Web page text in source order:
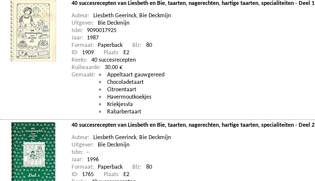
40 succesrecepten van Liesbeth en Bie, taarten, nagerechten, hartige taarten, specialiteiten - Deel 1
Auteur: Liesbeth Geerinck, Bie Deckmijn
Uitgever:
Bie Deckmijn
Isbn:
9090017925
Jaar:
1987
Formaat:
Paperback Blz:
80
ID:
1909 Plaats
E2
Reeks:
40 succesrecepten
Ruilwaarde:
30,00 €
Gemaakt:
Appeltaart gauwgereed
Chocoladetaart
Citroentaart
Havermoutkoekjes
Kriekjesvla
Rabarbertaart
40 succesrecepten van Liesbeth en Bie, taarten, nagerechten, hartige taarten, specialiteiten - Deel 2
Auteur: Liesbeth Geerinck, Bie Deckmijn
Uitgever:
Bie Deckmijn
Isbn:
-
Jaar:
1996
Formaat:
Paperback Blz:
80
ID:
1765 Plaats
E2